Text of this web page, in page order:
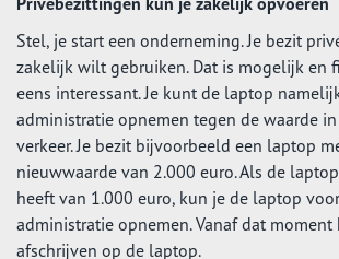
Stel, je start een onderneming. Je bezit
zakelijk wilt gebruiken. Dat is mogelijk en
eens interessant. Je kunt de laptop
administratie opnemen tegen de waarde
verkeer. Je bezit bijvoorbeeld een laptop
nieuwwaarde van 2.000 euro. Als de
heeft van 1.000 euro, kun je de laptop
administratie opnemen. Vanaf dat
afschrijven op de laptop.